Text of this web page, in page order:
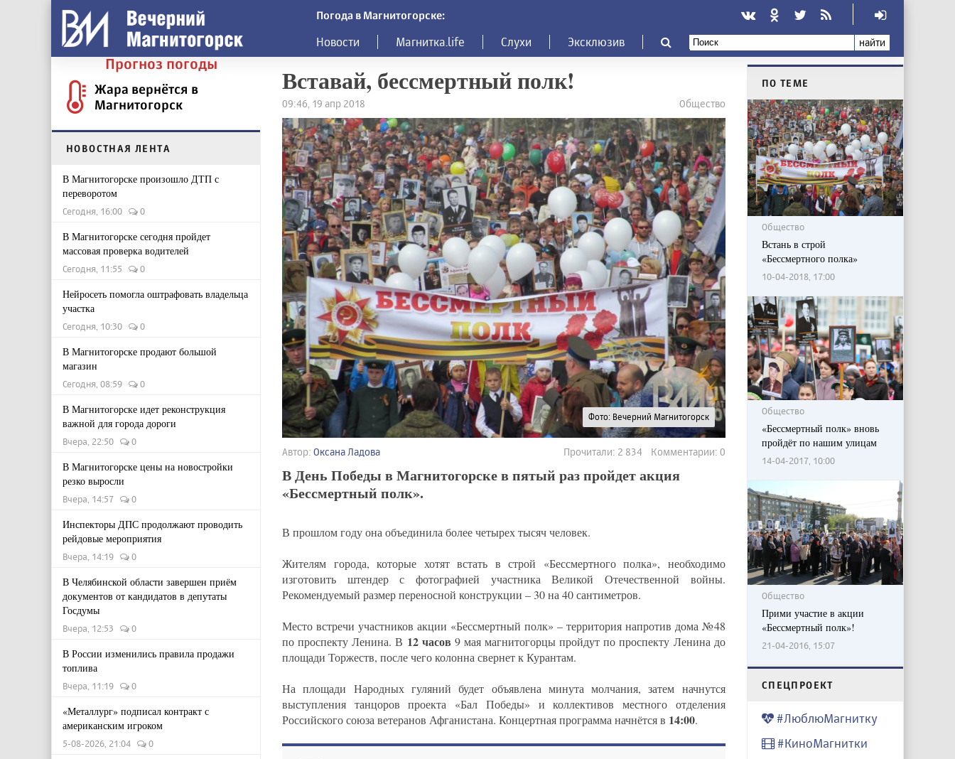
Погода в Магнитогорске:
Новости Магнитка.life Слухи Эксклюзив найти
Прогноз погоды
Жара вернётся в
Магнитогорск
НОВОСТНАЯ ЛЕНТА
В Магнитогорске произошло ДТП с
переворотом
Сегодня, 16:00 0
В Магнитогорске сегодня пройдет
массовая проверка водителей
Сегодня, 11:55 0
Нейросеть помогла оштрафовать владельца
участка
Сегодня, 10:30 0
В Магнитогорске продают большой
магазин
Сегодня, 08:59 0
В Магнитогорске идет реконструкция
важной для города дороги
Вчера, 22:50 0
В Магнитогорске цены на новостройки
резко выросли
Вчера, 14:57 0
Инспекторы ДПС продолжают проводить
рейдовые мероприятия
Вчера, 14:19 0
В Челябинской области завершен приём
документов от кандидатов в депутаты
Госдумы
Вчера, 12:53 0
В России изменились правила продажи
топлива
Вчера, 11:19 0
«Металлург» подписал контракт с
американским игроком
5-08-2026, 21:04 0
Вставай, бессмертный полк!
09:46, 19 апр 2018 Общество
Фото: Вечерний Магнитогорск
Автор: Оксана Ладова Прочитали: 2 834 Комментарии: 0
В День Победы в Магнитогорске в пятый раз пройдет акция
«Бессмертный полк».
В прошлом году она объединила более четырех тысяч человек.
Жителям города, которые хотят встать в строй «Бессмертного полка», необходимо
изготовить штендер с фотографией участника Великой Отечественной войны.
Рекомендуемый размер переносной конструкции – 30 на 40 сантиметров.
Место встречи участников акции «Бессмертный полк» – территория напротив дома №48
по проспекту Ленина. В 12 часов 9 мая магнитогорцы пройдут по проспекту Ленина до
площади Торжеств, после чего колонна свернет к Курантам.
На площади Народных гуляний будет объявлена минута молчания, затем начнутся
выступления танцоров проекта «Бал Победы» и коллективов местного отделения
Российского союза ветеранов Афганистана. Концертная программа начнётся в 14:00.
ПО ТЕМЕ
Общество
Встань в строй
«Бессмертного полка»
10-04-2018, 17:00
Общество
«Бессмертный полк» вновь
пройдёт по нашим улицам
14-04-2017, 10:00
Общество
Прими участие в акции
«Бессмертный полк»!
21-04-2016, 15:07
CПЕЦПРОЕКТ
#ЛюблюМагнитку
#КиноМагнитки